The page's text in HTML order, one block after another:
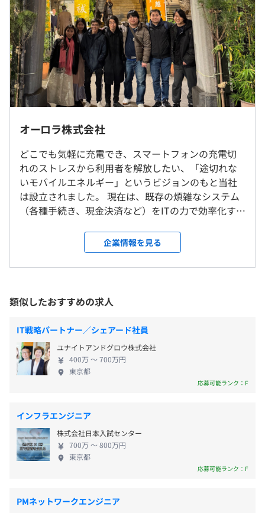
・社内もしくはお客さま先での勤務となります。（東京勤
務。客先によっては神奈川、千葉での勤務もあり）
・リモート可
就業場所の変更範囲
＜雇入時＞
東京本社、お客さま先、および自宅
＜変更範囲＞
メトロ日比谷線/都営浅草線の人形町駅から徒歩4分
メトロ銀座線「三越前駅」から徒歩7分
総武本線「新日本橋駅」から徒歩8分
メトロ東西線／日比谷線「茅場町駅」から徒歩10分
（※ 想定年収は年収提示額を保証するものではありません）
休憩時間：休憩60分
《年間休日：120日》
・完全週休2日制（土・日）
・デジタルグッズ・リモート勤務のための備品の購入費補
助有り（110,000円/年）
・書籍購入補助、外部セミナー参加補助
賞与：年2回
※前年度実績4カ月分
オーロラ株式会社
どこでも気軽に充電でき、スマートフォンの充電切
れのストレスから利用者を解放したい、「途切れな
いモバイルエネルギー」というビジョンのもと当社
は設立されました。 現在は、既存の煩雑なシステム
（各種手続き、現金決済など）をITの力で効率化する
得意な分野で活躍できる環境をつくることをミッシ
ョンに活動しています。 ◆◆事業紹介◆◆ ①ソフト
ウェア開発事業 請負と準委任契約どらちでも対応可
が可能です。 国家資格のデータベーススペシャリス
ト、セキュリティスペシャリスト、ベンダー資格の
SAP系、GCP系などの認定資格者が在籍しています。
②自社サービス開発 モバイルバッテリーレンタルサ
ービス『ChargeMe』 2018年8月25日にベータ版リリ
ース 2018年8月30日に正式版リリース
企業情報を見る
類似したおすすめの求人
IT戦略パートナー／シェアード社員
ユナイトアンドグロウ株式会社
400万 〜 700万円
東京都
応募可能ランク：F
インフラエンジニア
株式会社日本入試センター
700万 〜 800万円
東京都
応募可能ランク：F
PMネットワークエンジニア